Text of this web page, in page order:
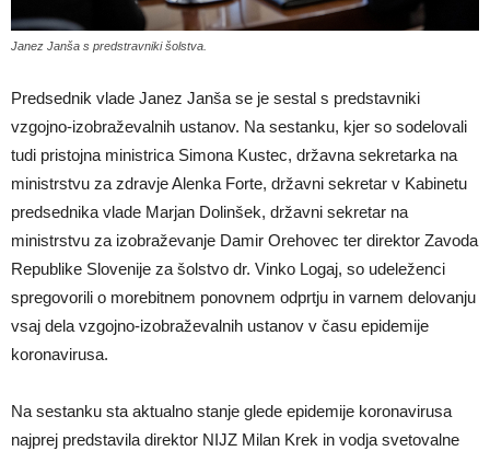
Janez Janša s predstravniki šolstva.
Predsednik vlade Janez Janša se je sestal s predstavniki
vzgojno-izobraževalnih ustanov. Na sestanku, kjer so sodelovali
tudi pristojna ministrica Simona Kustec, državna sekretarka na
ministrstvu za zdravje Alenka Forte, državni sekretar v Kabinetu
predsednika vlade Marjan Dolinšek, državni sekretar na
ministrstvu za izobraževanje Damir Orehovec ter direktor Zavoda
Republike Slovenije za šolstvo dr. Vinko Logaj, so udeleženci
spregovorili o morebitnem ponovnem odprtju in varnem delovanju
vsaj dela vzgojno-izobraževalnih ustanov v času epidemije
koronavirusa.
Na sestanku sta aktualno stanje glede epidemije koronavirusa
najprej predstavila direktor NIJZ Milan Krek in vodja svetovalne